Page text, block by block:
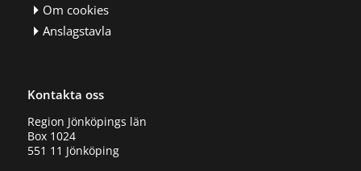
Om cookies
Anslagstavla
Kontakta oss
Region Jönköpings län
Box 1024
551 11 Jönköping